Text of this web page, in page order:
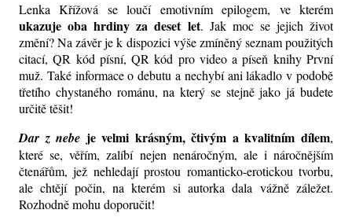
Lenka Křížová se loučí emotivním epilogem, ve kterém
ukazuje oba hrdiny za deset let. Jak moc se jejich život
změní? Na závěr je k dispozici výše zmíněný seznam použitých
citací, QR kód písní, QR kód pro video a píseň knihy První
muž. Také informace o debutu a nechybí ani lákadlo v podobě
třetího chystaného románu, na který se stejně jako já budete
určitě těšit!
Dar z nebe je velmi krásným, čtivým a kvalitním dílem,
které se, věřím, zalíbí nejen nenáročným, ale i náročnějším
čtenářům, jež nehledají prostou romanticko-erotickou tvorbu,
ale chtějí počin, na kterém si autorka dala vážně záležet.
Rozhodně mohu doporučit!